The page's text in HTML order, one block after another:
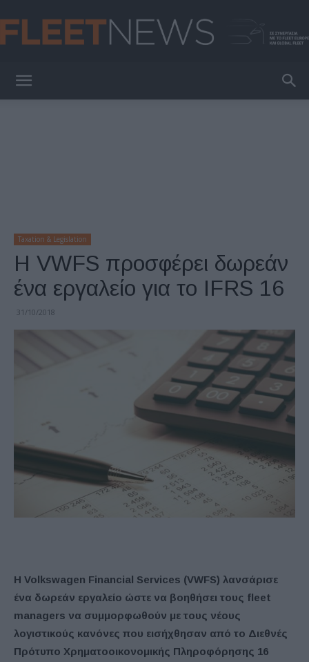
Taxation & Legislation
Η VWFS προσφέρει δωρεάν
ένα εργαλείο για το IFRS 16
31/10/2018
Η Volkswagen Financial Services (VWFS) λανσάρισε
ένα δωρεάν εργαλείο ώστε να βοηθήσει τους fleet
managers να συμμορφωθούν με τους νέους
λογιστικούς κανόνες που εισήχθησαν από το Διεθνές
Πρότυπο Χρηματοοικονομικής Πληροφόρησης 16